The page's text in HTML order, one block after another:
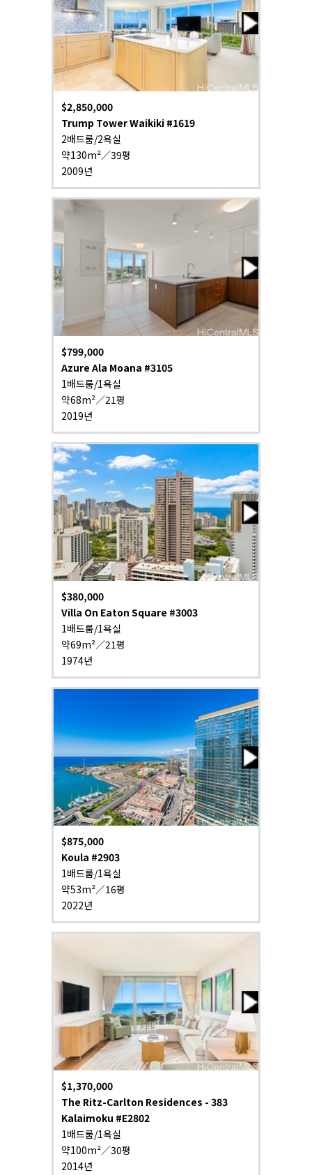
$2,850,000
Trump Tower Waikiki #1619
2배드룸/2욕실
약130m²／39평
2009년
$799,000
Azure Ala Moana #3105
1배드룸/1욕실
약68m²／21평
2019년
$380,000
Villa On Eaton Square #3003
1배드룸/1욕실
약69m²／21평
1974년
$875,000
Koula #2903
1배드룸/1욕실
약53m²／16평
2022년
$1,370,000
The Ritz-Carlton Residences - 383
Kalaimoku #E2802
1배드룸/1욕실
약100m²／30평
2014년